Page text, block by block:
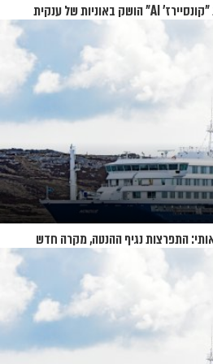
אחרי ש-170 אלף התנסו: שירות "קונסיירז' AI" הושק באוניות של ענקית
התפרצות נגיף ההנטה, מקרה חדש